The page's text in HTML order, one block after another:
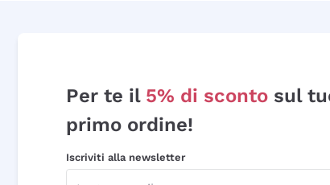
Per te il 5% di sconto sul
primo ordine!
Iscriviti alla newsletter